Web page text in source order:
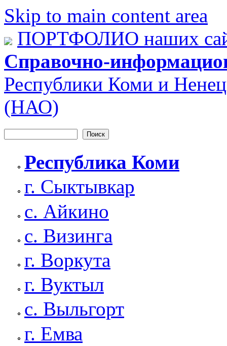
Skip to main content area
ПОРТФОЛИО наших
Справочно-
Республики Коми и
(НАО)
Форма поиска
Республика Коми
г. Сыктывкар
с. Айкино
с. Визинга
г. Воркута
г. Вуктыл
с. Выльгорт
г. Емва